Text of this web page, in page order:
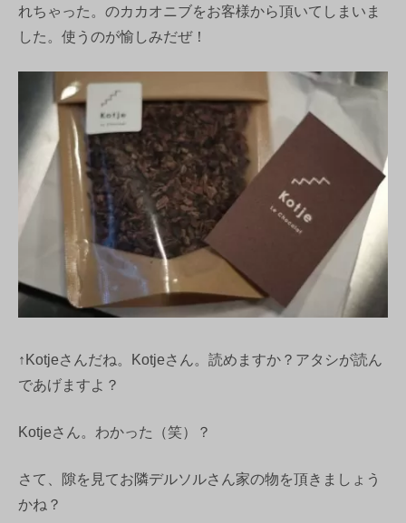
れちゃった。のカカオニブをお客様から頂いてしまいま
した。使うのが愉しみだぜ！
↑Kotjeさんだね。Kotjeさん。読めますか？アタシが読ん
であげますよ？
Kotjeさん。わかった（笑）？
さて、隙を見てお隣デルソルさん家の物を頂きましょう
かね？